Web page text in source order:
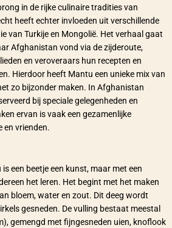
in de rijke culinaire tradities van
heeft echter invloeden uit verschillende
van Turkije en Mongolië. Het verhaal gaat
Afghanistan vond via de zijderoute,
en veroveraars hun recepten en
Hierdoor heeft Mantu een unieke mix van
zo bijzonder maken. In Afghanistan
bij speciale gelegenheden en
ervan is vaak een gezamenlijke
en vrienden.
een beetje een kunst, maar met een
het leren. Het begint met het maken
bloem, water en zout. Dit deeg wordt
gesneden. De vulling bestaat meestal
gemengd met fijngesneden uien, knoflook